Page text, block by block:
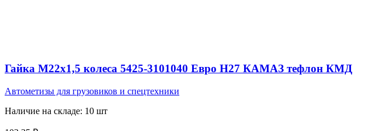
Гайка М22х1,5 колеса 5425-3101040 Евро Н27 КАМАЗ тефлон КМД
Автометизы для грузовиков и спецтехники
Наличие на складе: 10 шт